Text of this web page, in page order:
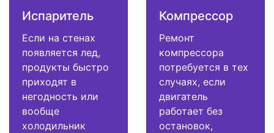
Испаритель
Если на стенах
появляется лед,
продукты быстро
приходят в
негодность или
вообще
холодильник
Компрессор
Ремонт
компрессора
потребуется в тех
случаях, если
двигатель
работает без
остановок,